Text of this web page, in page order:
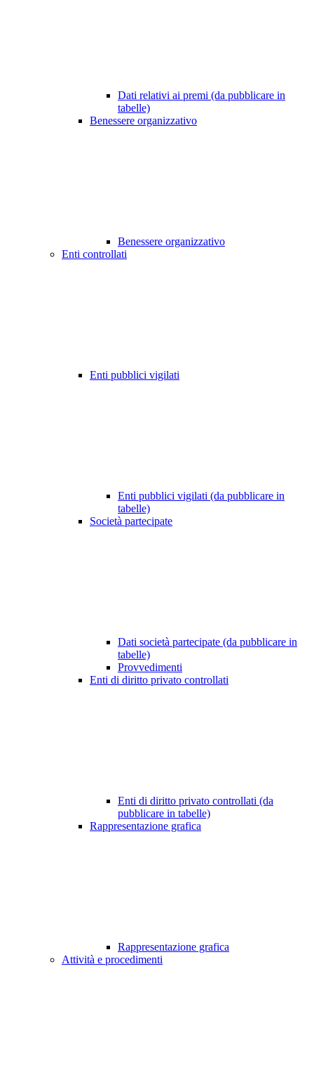
Dati relativi ai premi (da pubblicare in
tabelle)
Benessere organizzativo
Benessere organizzativo
Enti controllati
Enti pubblici vigilati
Enti pubblici vigilati (da pubblicare in
tabelle)
Società partecipate
Dati società partecipate (da pubblicare in
tabelle)
Provvedimenti
Enti di diritto privato controllati
Enti di diritto privato controllati (da
pubblicare in tabelle)
Rappresentazione grafica
Rappresentazione grafica
Attività e procedimenti